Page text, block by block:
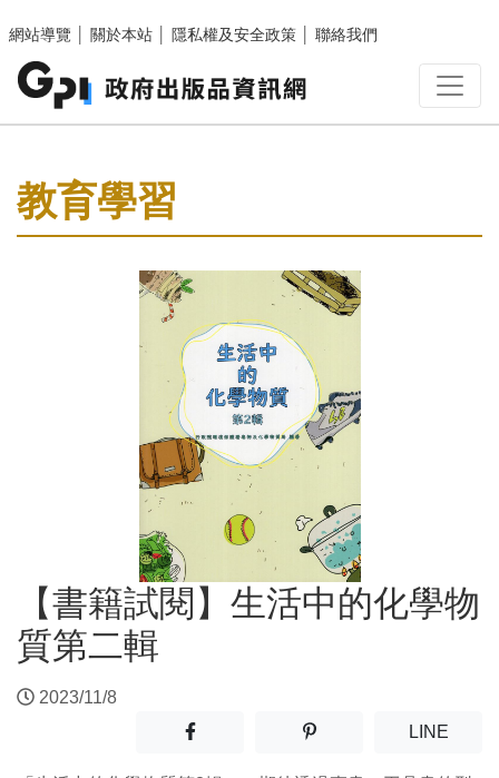
網站導覽
關於本站 隱私權及安全政策 聯絡我們
:::
教育學習
【書籍試閱】生活中的化學物
質第二輯
2023/11/8
分享至facebook(另開新視窗)
分享至噗浪(另開新視窗)
LINE(另開